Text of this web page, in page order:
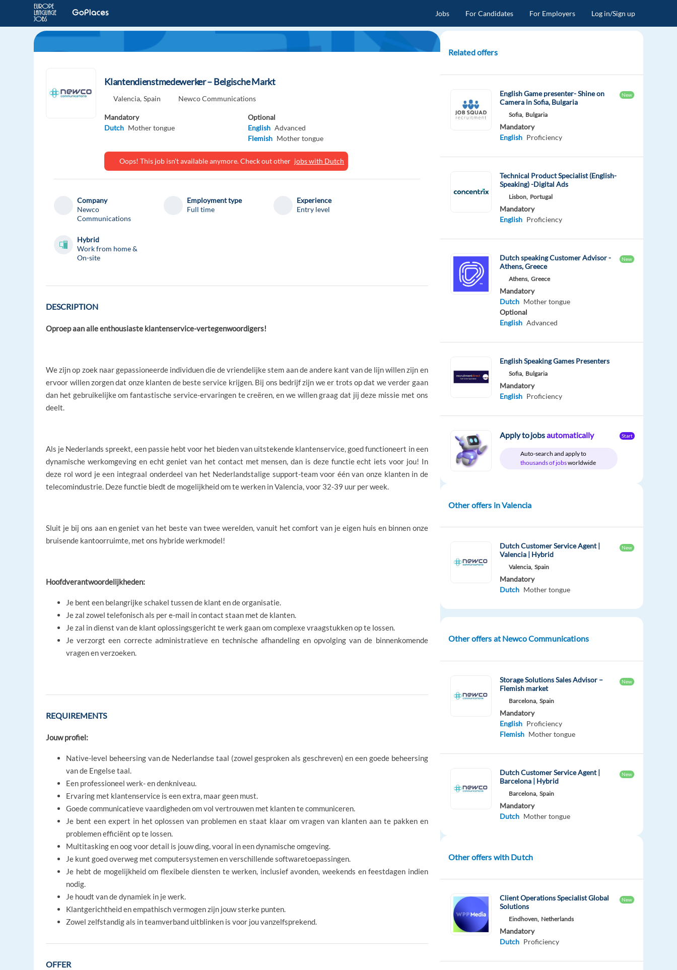
Jobs For Candidates For Employers Log in/Sign up
Klantendienstmedewerker – Belgische Markt
Valencia, Spain Newco Communications
Mandatory
Dutch Mother tongue
Optional
English Advanced
Flemish Mother tongue
Oops! This job isn't available anymore. Check out other jobs with Dutch
Company
Newco
Communications
Employment type
Full time
Experience
Entry level
Hybrid
Work from home &
On-site
DESCRIPTION
Oproep aan alle enthousiaste klantenservice-vertegenwoordigers!
We zijn op zoek naar gepassioneerde individuen die de vriendelijke stem aan de andere kant van de lijn willen zijn en
ervoor willen zorgen dat onze klanten de beste service krijgen. Bij ons bedrijf zijn we er trots op dat we verder gaan
dan het gebruikelijke om fantastische service-ervaringen te creëren, en we willen graag dat jij deze missie met ons
deelt.
Als je Nederlands spreekt, een passie hebt voor het bieden van uitstekende klantenservice, goed functioneert in een
dynamische werkomgeving en echt geniet van het contact met mensen, dan is deze functie echt iets voor jou! In
deze rol word je een integraal onderdeel van het Nederlandstalige support-team voor één van onze klanten in de
telecomindustrie. Deze functie biedt de mogelijkheid om te werken in Valencia, voor 32-39 uur per week.
Sluit je bij ons aan en geniet van het beste van twee werelden, vanuit het comfort van je eigen huis en binnen onze
bruisende kantoorruimte, met ons hybride werkmodel!
Hoofdverantwoordelijkheden:
Je bent een belangrijke schakel tussen de klant en de organisatie.
Je zal zowel telefonisch als per e-mail in contact staan met de klanten.
Je zal in dienst van de klant oplossingsgericht te werk gaan om complexe vraagstukken op te lossen.
Je verzorgt een correcte administratieve en technische afhandeling en opvolging van de binnenkomende
vragen en verzoeken.
REQUIREMENTS
Jouw profiel:
Native-level beheersing van de Nederlandse taal (zowel gesproken als geschreven) en een goede beheersing
van de Engelse taal.
Een professioneel werk- en denkniveau.
Ervaring met klantenservice is een extra, maar geen must.
Goede communicatieve vaardigheden om vol vertrouwen met klanten te communiceren.
Je bent een expert in het oplossen van problemen en staat klaar om vragen van klanten aan te pakken en
problemen efficiënt op te lossen.
Multitasking en oog voor detail is jouw ding, vooral in een dynamische omgeving.
Je kunt goed overweg met computersystemen en verschillende softwaretoepassingen.
Je hebt de mogelijkheid om flexibele diensten te werken, inclusief avonden, weekends en feestdagen indien
nodig.
Je houdt van de dynamiek in je werk.
Klantgerichtheid en empathisch vermogen zijn jouw sterke punten.
Zowel zelfstandig als in teamverband uitblinken is voor jou vanzelfsprekend.
OFFER
Related offers
English Game presenter- Shine on
Camera in Sofia, Bulgaria
New
Sofia, Bulgaria
Mandatory
English Proficiency
Technical Product Specialist (English-
Speaking) -Digital Ads
Lisbon, Portugal
Mandatory
English Proficiency
Dutch speaking Customer Advisor -
Athens, Greece
New
Athens, Greece
Mandatory
Dutch Mother tongue
Optional
English Advanced
English Speaking Games Presenters
Sofia, Bulgaria
Mandatory
English Proficiency
Apply to jobsautomatically
Auto-search and apply to
thousands of jobsworldwide
Start
Other offers in Valencia
Dutch Customer Service Agent |
Valencia | Hybrid
New
Valencia, Spain
Mandatory
Dutch Mother tongue
Other offers at Newco Communications
Storage Solutions Sales Advisor –
Flemish market
New
Barcelona, Spain
Mandatory
English Proficiency
Flemish Mother tongue
Dutch Customer Service Agent |
Barcelona | Hybrid
New
Barcelona, Spain
Mandatory
Dutch Mother tongue
Other offers with Dutch
Client Operations Specialist Global
Solutions
New
Eindhoven, Netherlands
Mandatory
Dutch Proficiency